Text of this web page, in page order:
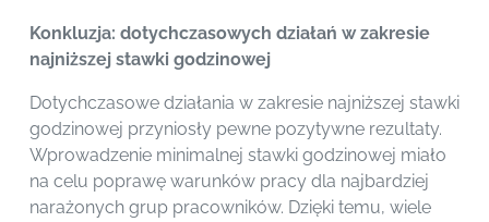
Konkluzja: dotychczasowych działań w zakresie
najniższej stawki godzinowej
Dotychczasowe działania w zakresie najniższej stawki
godzinowej przyniosły pewne pozytywne rezultaty.
Wprowadzenie minimalnej stawki godzinowej miało
na celu poprawę warunków pracy dla najbardziej
narażonych grup pracowników. Dzięki temu, wiele